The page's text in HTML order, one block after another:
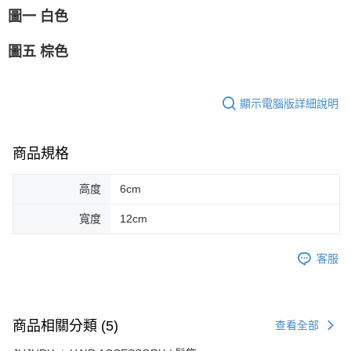
圖一 白色
圖五 棕色
顯示電腦版詳細說明
商品規格
高度 6cm
寬度 12cm
客服
商品相關分類 (5) 查看全部